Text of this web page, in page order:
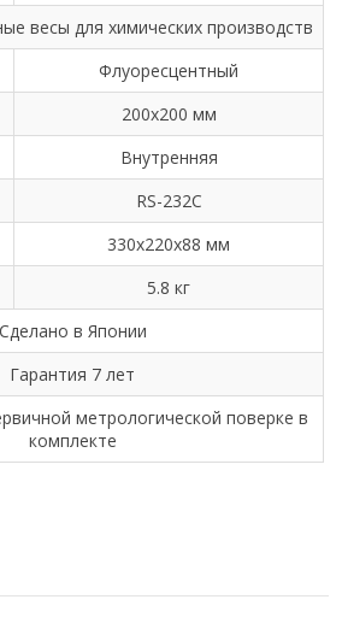
весы для химических производств
Флуоресцентный
200х200 мм
Внутренняя
RS-232C
330х220х88 мм
5.8 кг
Сделано в Японии
Гарантия 7 лет
метрологической поверке в
комплекте